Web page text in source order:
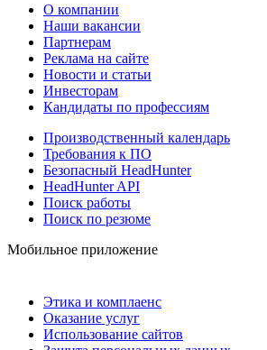
О компании
Наши вакансии
Партнерам
Реклама на сайте
Новости и статьи
Инвесторам
Кандидаты по профессиям
Производственный календарь
Требования к ПО
Безопасный HeadHunter
HeadHunter API
Поиск работы
Поиск по резюме
Мобильное приложение
Этика и комплаенс
Оказание услуг
Использование сайтов